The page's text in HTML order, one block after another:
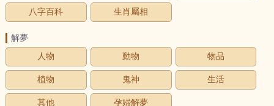
八字百科 生肖屬相
解夢
人物
動物 物品
植物 鬼神 生活
其他 孕婦解夢